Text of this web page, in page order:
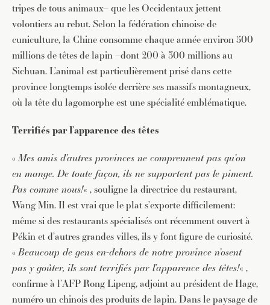
tripes de tous animaux– que les Occidentaux jettent
volontiers au rebut. Selon la fédération chinoise de
cuniculture, la Chine consomme chaque année environ 500
millions de têtes de lapin –dont 200 à 300 millions au
Sichuan. L’animal est particulièrement prisé dans cette
province longtemps isolée derrière ses massifs montagneux,
où la tête du lagomorphe est une spécialité emblématique.
Terrifiés par l’apparence des têtes
«Mes amis d’autres provinces ne comprennent pas qu’on
en mange. De toute façon, ils ne supportent pas le piment.
Pas comme nous!« , souligne la directrice du restaurant,
Wang Min. Il est vrai que le plat s’exporte difficilement:
même si des restaurants spécialisés ont récemment ouvert à
Pékin et d’autres grandes villes, ils y font figure de curiosité.
«Beaucoup de gens en-dehors de notre province n’osent
pas y goûter, ils sont terrifiés par l’apparence des têtes!« ,
confirme à l’AFP Rong Lipeng, adjoint au président de Hage,
numéro un chinois des produits de lapin. Dans le paysage de